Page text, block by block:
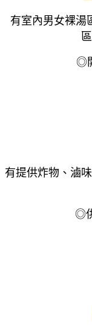
有室內男女裸湯
◎
有提供炸物、滷
◎